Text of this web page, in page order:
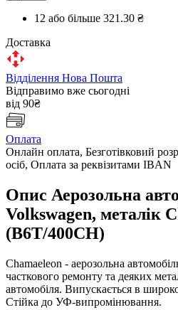
12 або більше 321.30 ₴
Доставка
Відділення Нова Пошта
Відправимо вже сьогодні
від 90₴
Оплата
Онлайн оплата, Безготівковий
осіб, Оплата за реквізитами IBAN
Опис Аерозольна
Volkswagen, металік
(B6T/400CH)
Chamaeleon - аерозольна
часткового ремонту та деяких
автомобіля. Випускається в
Стійка до УФ-випромінювання.